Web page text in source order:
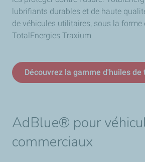
lubrifiants durables et de haute
de véhicules utilitaires, sous la forme
TotalEnergies Traxium
Découvrez la gamme d'huiles de
AdBlue® pour
commerciaux